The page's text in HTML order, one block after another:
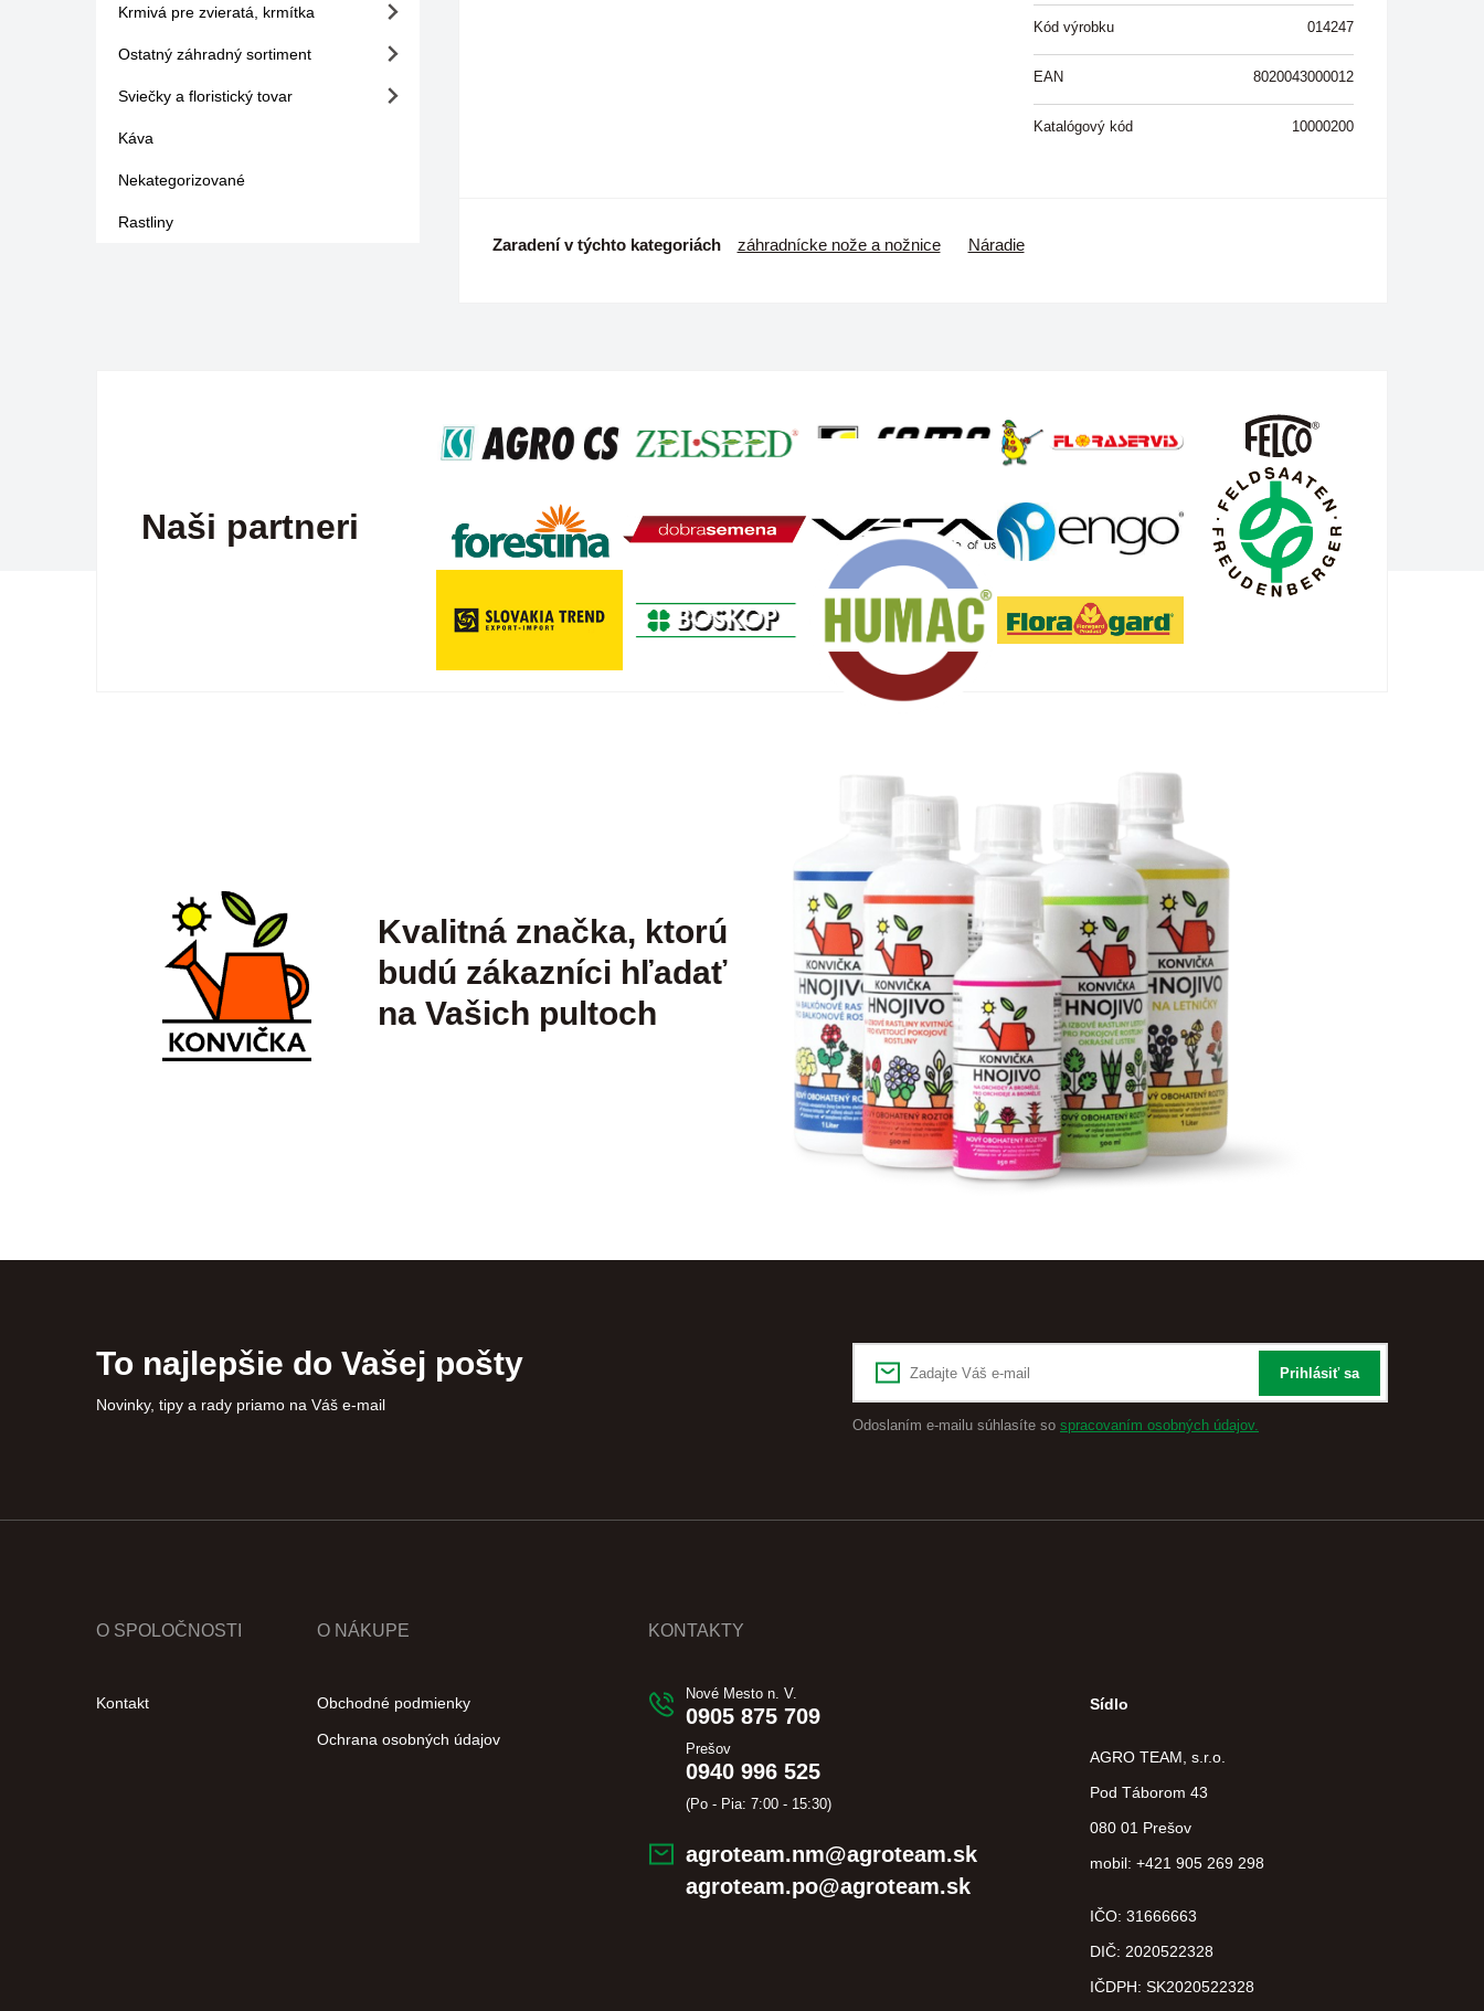
Krmivá pre zvieratá, krmítka
Ostatný záhradný sortiment
Sviečky a floristický tovar
Káva
Nekategorizované
Rastliny
Kód výrobku 014247
EAN 8020043000012
Katalógový kód 10000200
Zaradení v týchto kategoriách záhradnícke nože a nožnice Náradie
Naši partneri
Kvalitná značka, ktorú
budú zákazníci hľadať
na Vašich pultoch
To najlepšie do Vašej pošty
Novinky, tipy a rady priamo na Váš e-mail
Prihlásiť sa
Odoslaním e-mailu súhlasíte so spracovaním osobných údajov.
O SPOLOČNOSTI
Kontakt
O NÁKUPE
Obchodné podmienky
Ochrana osobných údajov
KONTAKTY
Nové Mesto n. V.
0905 875 709
Prešov
0940 996 525
(Po - Pia: 7:00 - 15:30)
agroteam.nm@agroteam.sk
agroteam.po@agroteam.sk
Sídlo
AGRO TEAM, s.r.o.
Pod Táborom 43
080 01 Prešov
mobil: +421 905 269 298
IČO: 31666663
DIČ: 2020522328
IČDPH: SK2020522328